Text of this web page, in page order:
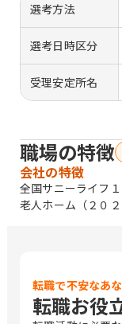
選考方法
選考日時区分
受理安定所名
職場の特徴
会社の特徴
全国サニーライフ
老人ホーム（２０２
転職で不安なあ
転職お役